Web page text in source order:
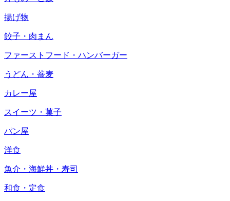
揚げ物
餃子・肉まん
ファーストフード・ハンバーガー
うどん・蕎麦
カレー屋
スイーツ・菓子
パン屋
洋食
魚介・海鮮丼・寿司
和食・定食